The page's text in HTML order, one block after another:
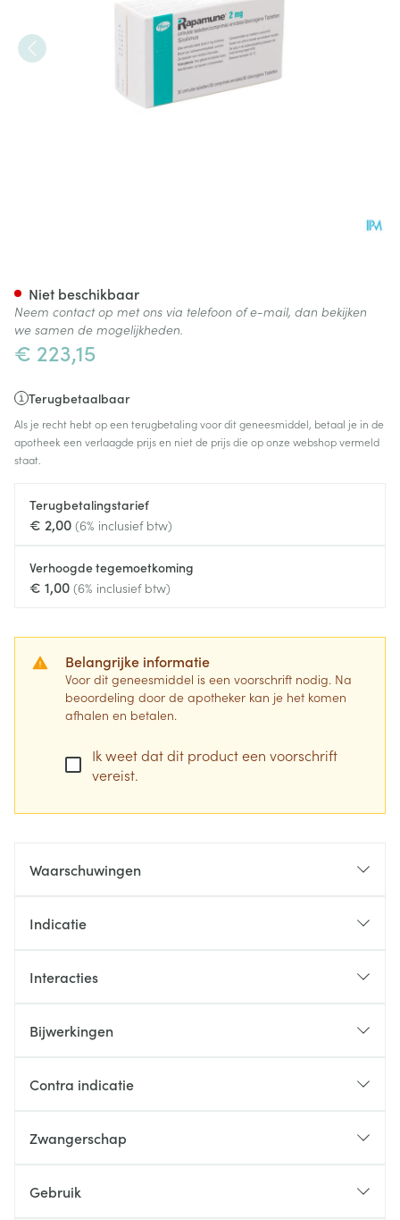
€ 223,15
Terugbetaalbaar
Als je recht hebt op een terugbetaling voor dit geneesmiddel, betaal je in de
apotheek een verlaagde prijs en niet de prijs die op onze webshop vermeld
staat.
Terugbetalingstarief
€ 2,00 (6% inclusief btw)
Verhoogde tegemoetkoming
€ 1,00 (6% inclusief btw)
Belangrijke informatie
Voor dit geneesmiddel is een voorschrift nodig. Na
beoordeling door de apotheker kan je het komen
afhalen en betalen.
Ik weet dat dit product een voorschrift
vereist.
Niet beschikbaar
Neem contact op met ons via telefoon of e-mail, dan bekijken
we samen de mogelijkheden.
Waarschuwingen
Indicatie
Interacties
Bijwerkingen
Contra indicatie
Zwangerschap
Gebruik